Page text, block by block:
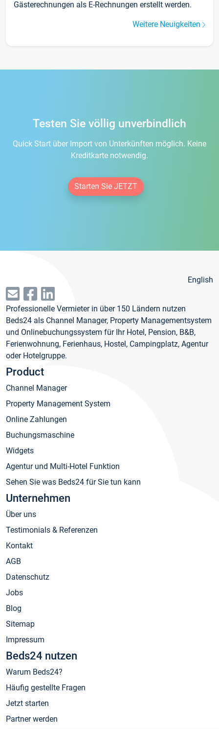
Gästerechnungen als E-Rechnungen erstellt werden.
Weitere Neuigkeiten
Testen Sie völlig unverbindlich
Quick Start über Import von Unterkünften möglich. Keine
Kreditkarte notwendig.
Starten Sie JETZT
English
Professionelle Vermieter in über 150 Ländern nutzen
Beds24 als Channel Manager, Property Managementsystem
und Onlinebuchungssystem für Ihr Hotel, Pension, B&B,
Ferienwohnung, Ferienhaus, Hostel, Campingplatz, Agentur
oder Hotelgruppe.
Product
Channel Manager
Property Management System
Online Zahlungen
Buchungsmaschine
Widgets
Agentur und Multi-Hotel Funktion
Sehen Sie was Beds24 für Sie tun kann
Unternehmen
Über uns
Testimonials & Referenzen
Kontakt
AGB
Datenschutz
Jobs
Blog
Sitemap
Impressum
Beds24 nutzen
Warum Beds24?
Häufig gestellte Fragen
Jetzt starten
Partner werden